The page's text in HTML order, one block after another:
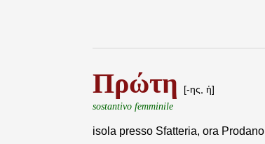
Πρώτη
[-ης, ἡ]
sostantivo femminile
isola presso Sfatteria, ora Prodano